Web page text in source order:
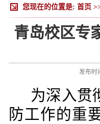
您现在的位置是: 首页
青岛校区专
发布
为深入贯
防工作的重